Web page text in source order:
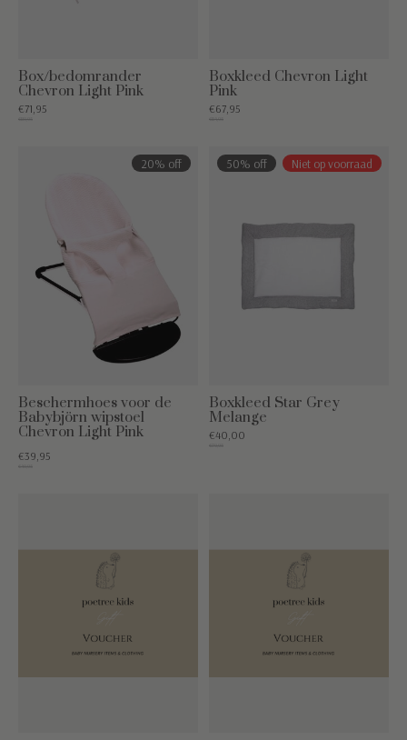
Box/bedomrander
Chevron Light Pink
€71,95
€89,95
Boxkleed Chevron Light
Pink
€67,95
€84,95
20% off
Beschermhoes voor de
Babybjörn wipstoel
Chevron Light Pink
€39,95
€49,95
50% off Niet op voorraad
Boxkleed Star Grey
Melange
€40,00
€79,95